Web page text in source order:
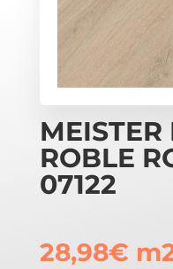
ROBLE
07122
28,98€